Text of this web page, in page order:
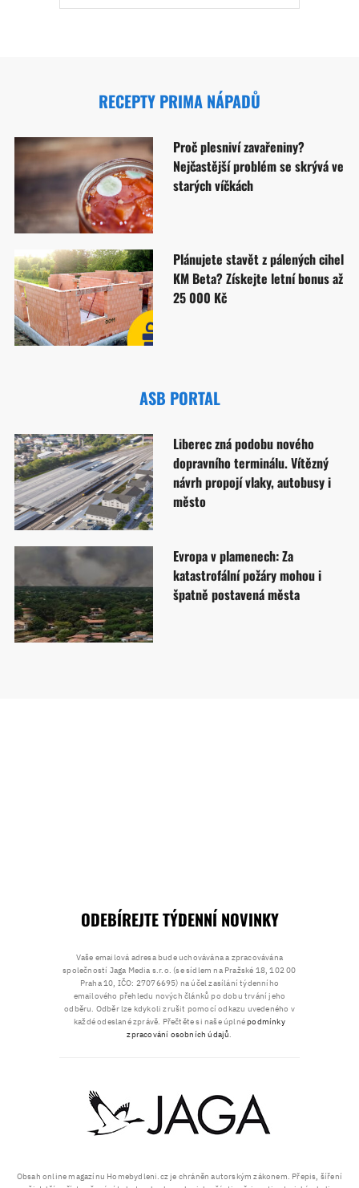
RECEPTY PRIMA NÁPADŮ
Proč plesniví zavařeniny?
Nejčastější problém se skrývá ve
starých víčkách
Plánujete stavět z pálených cihel
KM Beta? Získejte letní bonus až
25 000 Kč
ASB PORTAL
Liberec zná podobu nového
dopravního terminálu. Vítězný
návrh propojí vlaky, autobusy i
město
Evropa v plamenech: Za
katastrofální požáry mohou i
špatně postavená města
Obsah online magazínu Homebydleni.cz je chráněn autorským zákonem. Přepis, šíření
ODEBÍREJTE TÝDENNÍ NOVINKY
Vaše emailová adresa bude uchovávána a zpracovávána
společností Jaga Media s.r.o. (se sídlem na Pražské 18, 102 00
Praha 10, IČO: 27076695) na účel zasílání týdenního
emailového přehledu nových článků po dobu trvání jeho
odběru. Odběr lze kdykoli zrušit pomocí odkazu uvedeného v
každé odeslané zprávě. Přečtěte si naše úplnépodmínky
zpracování osobních údajů.